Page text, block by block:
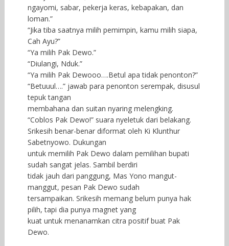
ngayomi, sabar, pekerja keras, kebapakan, dan
loman.”
“Jika tiba saatnya milih pemimpin, kamu milih siapa,
Cah Ayu?”
“Ya milih Pak Dewo.”
“Diulangi, Nduk.”
“Ya milih Pak Dewooo….Betul apa tidak penonton?”
“Betuuul….” jawab para penonton serempak, disusul
tepuk tangan
membahana dan suitan nyaring melengking.
“Coblos Pak Dewo!” suara nyeletuk dari belakang.
Srikesih benar-benar diformat oleh Ki Klunthur
Sabetnyowo. Dukungan
untuk memilih Pak Dewo dalam pemilihan bupati
sudah sangat jelas. Sambil berdiri
tidak jauh dari panggung, Mas Yono mangut-
manggut, pesan Pak Dewo sudah
tersampaikan. Srikesih memang belum punya hak
pilih, tapi dia punya magnet yang
kuat untuk menanamkan citra positif buat Pak
Dewo.